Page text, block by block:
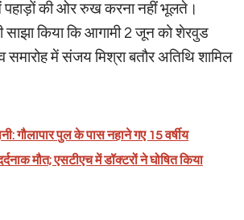
पहाड़ों की ओर रुख करना नहीं भूलते।
साझा किया कि आगामी 2 जून को शेरवुड
समारोह में संजय मिश्रा बतौर अतिथि शामिल
गौलापार पुल के पास नहाने गए 15 वर्षीय
मौत; एसटीएच में डॉक्टरों ने घोषित किया